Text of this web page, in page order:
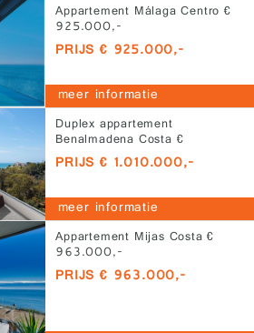
Appartement Málaga Centro €
925.000,-
PRIJS € 925.000,-
meer informatie
Duplex appartement
Benalmadena Costa €
1.010.000,-
PRIJS € 1.010.000,-
meer informatie
Appartement Mijas Costa €
963.000,-
PRIJS € 963.000,-